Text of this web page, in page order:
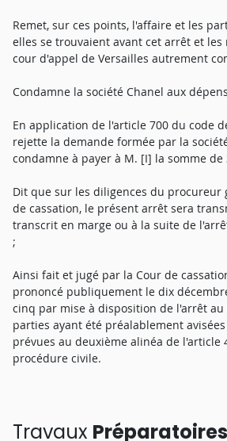
Remet, sur ces points, l'affaire et les
elles se trouvaient avant cet arrêt et les
cour d'appel de Versailles autrement
Condamne la société Chanel aux
En application de l'article 700 du code
rejette la demande formée par la
condamne à payer à M. [I] la somme de
Dit que sur les diligences du procureur
de cassation, le présent arrêt sera
transcrit en marge ou à la suite de
;
Ainsi fait et jugé par la Cour de
prononcé publiquement le dix
cinq par mise à disposition de l'arrêt au
parties ayant été préalablement
prévues au deuxième alinéa de l'article
procédure civile.
Travaux Préparatoires